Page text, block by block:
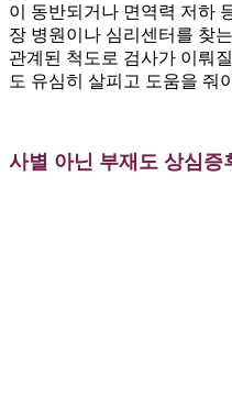
이 동반되거나 면역력 저하
장 병원이나 심리센터를 찾
관계된 척도로 검사가 이뤄
도 유심히 살피고 도움을 줘
사별 아닌 부재도 상심증